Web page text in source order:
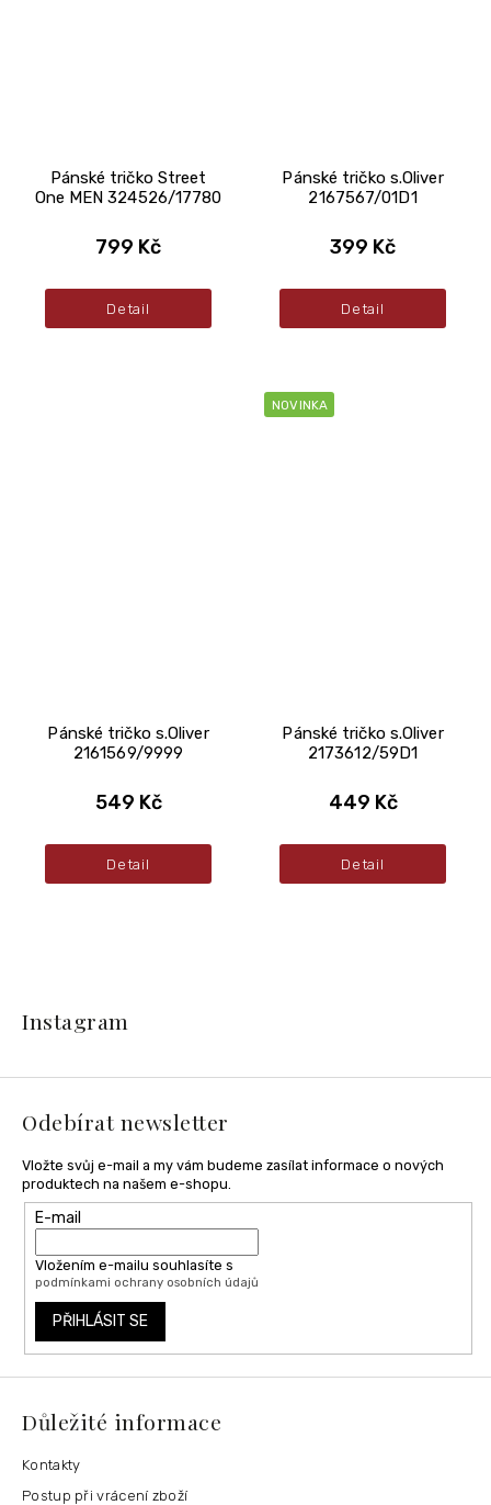
Pánské tričko Street
One MEN 324526/17780
799 Kč
Detail
Pánské tričko s.Oliver
2167567/01D1
399 Kč
Detail
Pánské tričko s.Oliver
2161569/9999
549 Kč
Detail
NOVINKA
Pánské tričko s.Oliver
2173612/59D1
449 Kč
Detail
t
Instagram
Odebírat newsletter
Vložte svůj e-mail a my vám budeme zasílat informace o nových
produktech na našem e-shopu.
E-mail
Vložením e-mailu souhlasíte s
podmínkami ochrany osobních údajů
PŘIHLÁSIT SE
Důležité informace
Kontakty
Postup při vrácení zboží